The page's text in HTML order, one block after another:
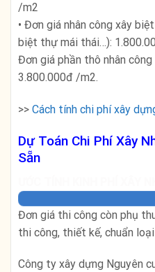
/m2
• Đơn giá nhân công xây
biệt thự mái thái…):
Đơn giá phần thô nhân
3.800.000đ /m2.
>> Cách tính chi phí xây
Dự Toán Chi Phí Xây
Sẵn
Đơn giá thi công còn phụ
thi công, thiết kế, chuẩn
Công ty xây dựng Nguyên